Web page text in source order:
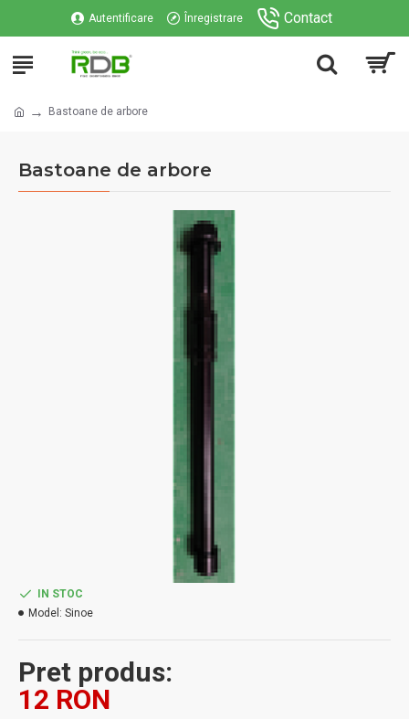
Autentificare Înregistrare Contact
Bastoane de arbore
Bastoane de arbore
Pret produs:
12 RON
IN STOC
Model: Sinoe